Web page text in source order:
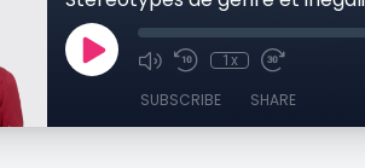
1x
SUBSCRIBE SHARE